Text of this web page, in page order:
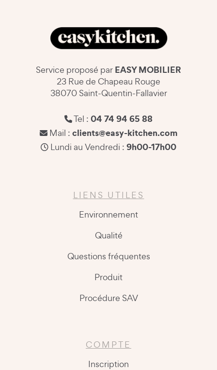
Service proposé par EASY MOBILIER
23 Rue de Chapeau Rouge
38070 Saint-Quentin-Fallavier
Tel : 04 74 94 65 88
Mail : clients@easy-kitchen.com
Lundi au Vendredi : 9h00-17h00
LIENS UTILES
Environnement
Qualité
Questions fréquentes
Produit
Procédure SAV
COMPTE
Inscription